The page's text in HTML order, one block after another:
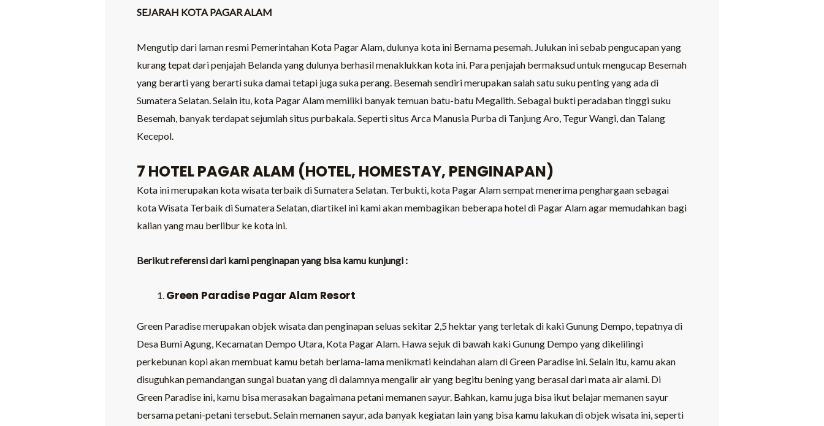
SEJARAH KOTA PAGAR ALAM
Mengutip dari laman resmi Pemerintahan Kota Pagar Alam, dulunya kota ini Bernama pesemah. Julukan ini sebab pengucapan yang
kurang tepat dari penjajah Belanda yang dulunya berhasil menaklukkan kota ini. Para penjajah bermaksud untuk mengucap Besemah
yang berarti yang berarti suka damai tetapi juga suka perang. Besemah sendiri merupakan salah satu suku penting yang ada di
Sumatera Selatan. Selain itu, kota Pagar Alam memiliki banyak temuan batu-batu Megalith. Sebagai bukti peradaban tinggi suku
Besemah, banyak terdapat sejumlah situs purbakala. Seperti situs Arca Manusia Purba di Tanjung Aro, Tegur Wangi, dan Talang
Kecepol.
7 HOTEL PAGAR ALAM (HOTEL, HOMESTAY, PENGINAPAN)
Kota ini merupakan kota wisata terbaik di Sumatera Selatan. Terbukti, kota Pagar Alam sempat menerima penghargaan sebagai
kota Wisata Terbaik di Sumatera Selatan, diartikel ini kami akan membagikan beberapa hotel di Pagar Alam agar memudahkan bagi
kalian yang mau berlibur ke kota ini.
Berikut referensi dari kamipenginapan yang bisa kamu kunjungi :
Green Paradise Pagar Alam Resort
Green Paradise merupakan objek wisata dan penginapan seluas sekitar 2,5 hektar yang terletak di kaki Gunung Dempo, tepatnya di
Desa Bumi Agung, Kecamatan Dempo Utara, Kota Pagar Alam. Hawa sejuk di bawah kaki Gunung Dempo yang dikelilingi
perkebunan kopi akan membuat kamu betah berlama-lama menikmati keindahan alam di Green Paradise ini. Selain itu, kamu akan
disuguhkan pemandangan sungai buatan yang di dalamnya mengalir air yang begitu bening yang berasal dari mata air alami. Di
Green Paradise ini, kamu bisa merasakan bagaimana petani memanen sayur. Bahkan, kamu juga bisa ikut belajar memanen sayur
bersama petani-petani tersebut. Selain memanen sayur, ada banyak kegiatan lain yang bisa kamu lakukan di objek wisata ini, seperti